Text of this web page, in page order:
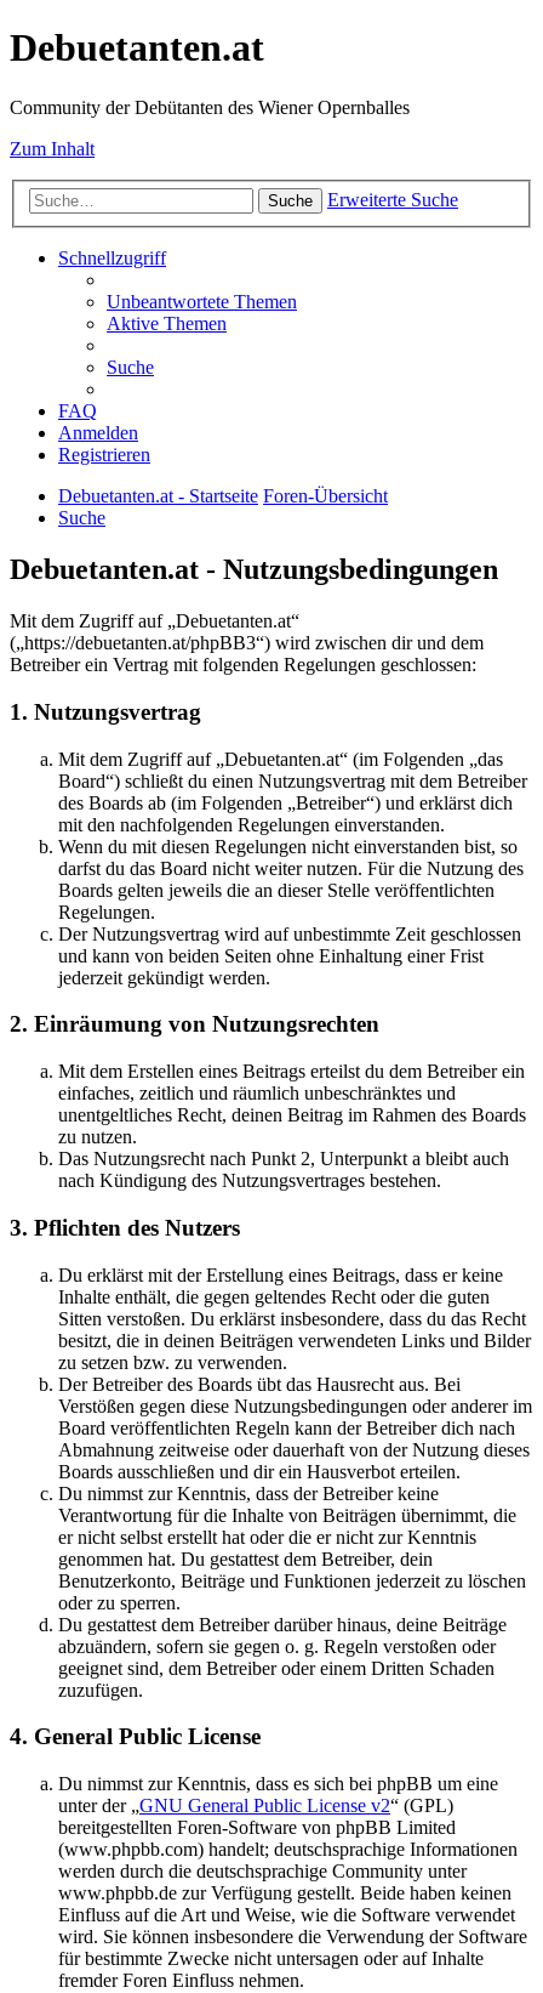
Debuetanten.at
Community der Debütanten des Wiener Opernballes
Zum Inhalt
Suche Erweiterte Suche
Schnellzugriff
Unbeantwortete Themen
Aktive Themen
Suche
FAQ
Anmelden
Registrieren
Debuetanten.at - Startseite Foren-Übersicht
Suche
Debuetanten.at - Nutzungsbedingungen
Mit dem Zugriff auf „Debuetanten.at“
(„https://debuetanten.at/phpBB3“) wird zwischen dir und dem
Betreiber ein Vertrag mit folgenden Regelungen geschlossen:
1. Nutzungsvertrag
Mit dem Zugriff auf „Debuetanten.at“ (im Folgenden „das
Board“) schließt du einen Nutzungsvertrag mit dem Betreiber
des Boards ab (im Folgenden „Betreiber“) und erklärst dich
mit den nachfolgenden Regelungen einverstanden.
Wenn du mit diesen Regelungen nicht einverstanden bist, so
darfst du das Board nicht weiter nutzen. Für die Nutzung des
Boards gelten jeweils die an dieser Stelle veröffentlichten
Regelungen.
Der Nutzungsvertrag wird auf unbestimmte Zeit geschlossen
und kann von beiden Seiten ohne Einhaltung einer Frist
jederzeit gekündigt werden.
2. Einräumung von Nutzungsrechten
Mit dem Erstellen eines Beitrags erteilst du dem Betreiber ein
einfaches, zeitlich und räumlich unbeschränktes und
unentgeltliches Recht, deinen Beitrag im Rahmen des Boards
zu nutzen.
Das Nutzungsrecht nach Punkt 2, Unterpunkt a bleibt auch
nach Kündigung des Nutzungsvertrages bestehen.
3. Pflichten des Nutzers
Du erklärst mit der Erstellung eines Beitrags, dass er keine
Inhalte enthält, die gegen geltendes Recht oder die guten
Sitten verstoßen. Du erklärst insbesondere, dass du das Recht
besitzt, die in deinen Beiträgen verwendeten Links und Bilder
zu setzen bzw. zu verwenden.
Der Betreiber des Boards übt das Hausrecht aus. Bei
Verstößen gegen diese Nutzungsbedingungen oder anderer im
Board veröffentlichten Regeln kann der Betreiber dich nach
Abmahnung zeitweise oder dauerhaft von der Nutzung dieses
Boards ausschließen und dir ein Hausverbot erteilen.
Du nimmst zur Kenntnis, dass der Betreiber keine
Verantwortung für die Inhalte von Beiträgen übernimmt, die
er nicht selbst erstellt hat oder die er nicht zur Kenntnis
genommen hat. Du gestattest dem Betreiber, dein
Benutzerkonto, Beiträge und Funktionen jederzeit zu löschen
oder zu sperren.
Du gestattest dem Betreiber darüber hinaus, deine Beiträge
abzuändern, sofern sie gegen o. g. Regeln verstoßen oder
geeignet sind, dem Betreiber oder einem Dritten Schaden
zuzufügen.
4. General Public License
Du nimmst zur Kenntnis, dass es sich bei phpBB um eine
unter der „GNU General Public License v2“ (GPL)
bereitgestellten Foren-Software von phpBB Limited
(www.phpbb.com) handelt; deutschsprachige Informationen
werden durch die deutschsprachige Community unter
www.phpbb.de zur Verfügung gestellt. Beide haben keinen
Einfluss auf die Art und Weise, wie die Software verwendet
wird. Sie können insbesondere die Verwendung der Software
für bestimmte Zwecke nicht untersagen oder auf Inhalte
fremder Foren Einfluss nehmen.